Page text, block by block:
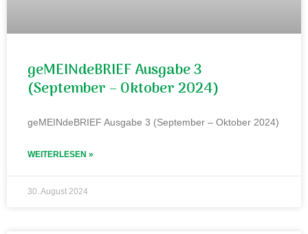
geMEINdeBRIEF Ausgabe 3
(September – Oktober 2024)
geMEINdeBRIEF Ausgabe 3 (September – Oktober 2024)
WEITERLESEN »
30. August 2024